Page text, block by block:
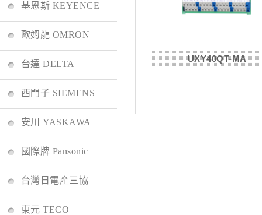
基恩斯 KEYENCE
歐姆龍 OMRON
台達 DELTA
西門子 SIEMENS
安川 YASKAWA
國際牌 Pansonic
台灣日電產三協
東元 TECO
UXY40QT-MA